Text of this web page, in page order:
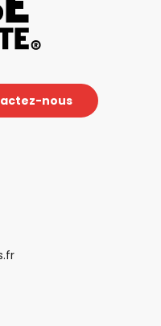
nous